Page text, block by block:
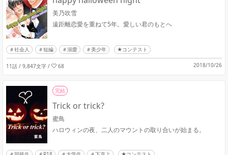
美乃吹雪
遠距離恋愛を重ねて5年。愛しい君のもとへ
社会人 短編 溺愛 美少年 ★コンテスト
11話 / 9,847文字 / 68 2018/10/26
完結
Trick or trick?
蜜鳥
ハロウィンの夜、二人のマウントの取り合いが始まる。